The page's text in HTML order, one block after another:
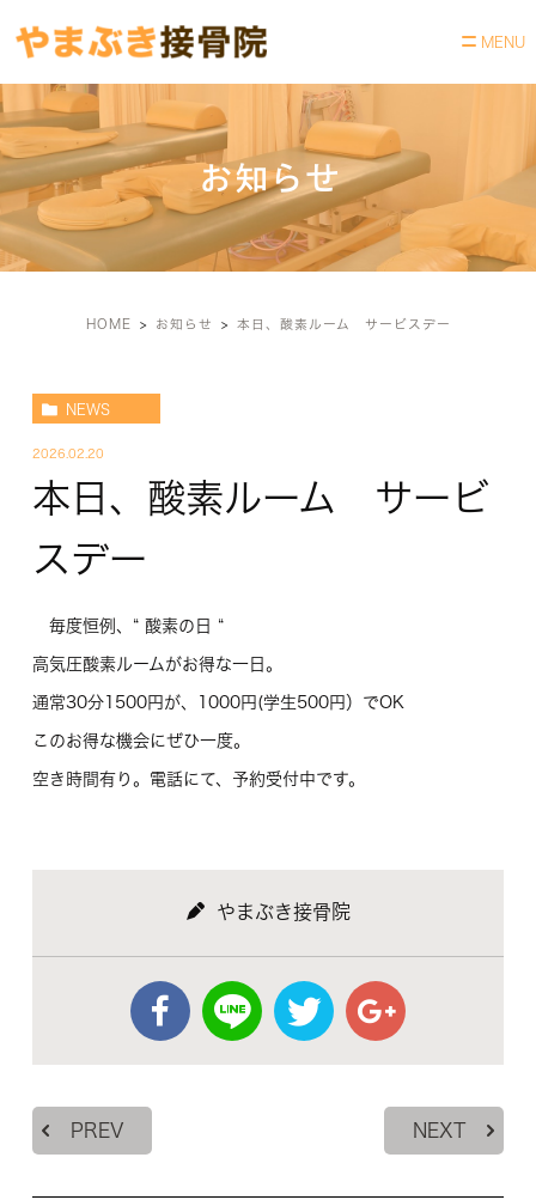
お知らせ
HOME お知らせ 本日、酸素ルーム サービスデー
NEWS
2026.02.20
本日、酸素ルーム サービ
スデー
毎度恒例、“ 酸素の日 “
高気圧酸素ルームがお得な一日。
通常30分1500円が、1000円(学生500円）でOK
このお得な機会にぜひ一度。
空き時間有り。電話にて、予約受付中です。
やまぶき接骨院
PREV NEXT